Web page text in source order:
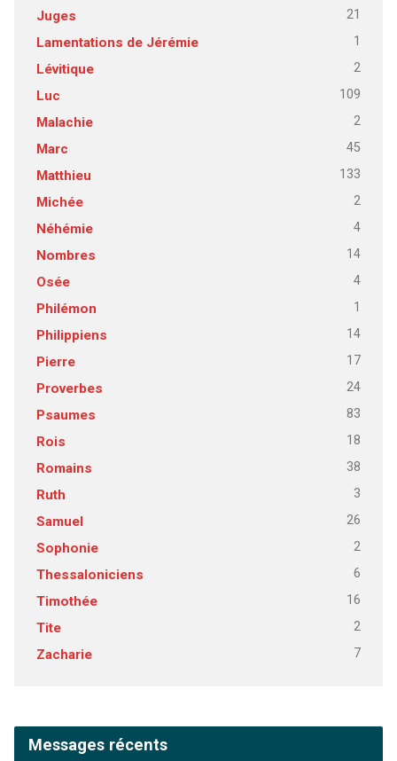
Juges 21
Lamentations de Jérémie 1
Lévitique 2
Luc 109
Malachie 2
Marc 45
Matthieu 133
Michée 2
Néhémie 4
Nombres 14
Osée 4
Philémon 1
Philippiens 14
Pierre 17
Proverbes 24
Psaumes 83
Rois 18
Romains 38
Ruth 3
Samuel 26
Sophonie 2
Thessaloniciens 6
Timothée 16
Tite 2
Zacharie 7
Messages récents